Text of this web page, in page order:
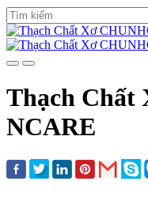
Thạch Chất
NCARE